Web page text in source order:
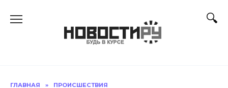
ГЛАВНАЯ » ПРОИСШЕСТВИЯ